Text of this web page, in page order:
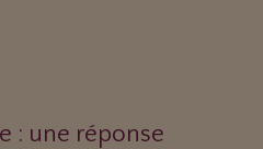
: une réponse